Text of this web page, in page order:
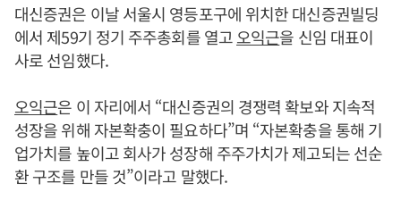
대신증권은 이날 서울시 영등포구에 위치한 대신증권빌딩
에서 제59기 정기 주주총회를 열고오익근을 신임 대표이
사로 선임했다.
오익근은 이 자리에서 “대신증권의 경쟁력 확보와 지속적
성장을 위해 자본확충이 필요하다”며 “자본확충을 통해 기
업가치를 높이고 회사가 성장해 주주가치가 제고되는 선순
환 구조를 만들 것”이라고 말했다.